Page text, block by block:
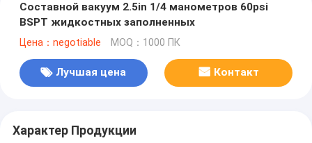
Составной вакуум 2.5in 1/4 манометров 60psi
BSPT жидкостных заполненных
Цена：negotiable MOQ：1000 ПК
Лучшая цена Контакт
Характер Продукции